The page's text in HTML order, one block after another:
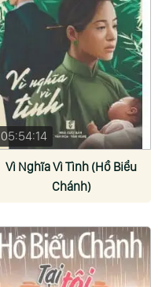
05:54:14
Vì Nghĩa Vì Tình (Hồ Biểu
Chánh)